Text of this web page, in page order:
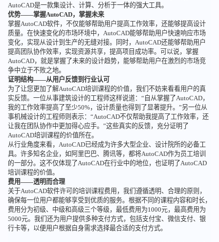
AutoCAD是一款集设计、计算、分析于一体的强大工具。
优势——掌握AutoCAD，掌握未来
掌握AutoCAD软件，不仅能够帮助用户提高工作效率，还能够提高设计
质量。在快速变化的市场环境中，AutoCAD能够帮助用户快速响应市场
变化，实现从设计到生产的无缝对接。同时，AutoCAD还能够帮助用户
提高团队协作效率，实现资源共享，提高项目成功率。可以说，掌握
AutoCAD，就是掌握了未来的设计趋势，能够帮助用户在激烈的市场竞
争中立于不败之地。
证明结构——从用户反馈到行业认可
为了让您更加了解AutoCAD培训课程的价值，我们不妨来看看用户的真
实反馈。一位从事建筑设计的工程师这样说道：“自从掌握了AutoCAD，
我的工作效率提高了至少50%，设计质量也得到了显著提升。”另一位从
事机械设计的工程师则表示：“AutoCAD不仅帮助我提高了工作效率，还
让我在团队协作中更加得心应手。”这些真实的反馈，充分证明了
AutoCAD培训课程的价值所在。
从行业角度来看，AutoCAD已经成为许多大型企业、设计院所的必备工
具。许多知名企业，如阿里巴巴、腾讯等，都将AutoCAD作为员工培训
的一部分。这不仅体现了AutoCAD在行业中的地位，也证明了AutoCAD
培训课程的价值。
费用——透明而合理
关于AutoCAD软件许可的培训课程费用，我们遵循透明、合理的原则，
确保每一位用户都能够享受到优质的服务。根据不同的课程内容和时长，
费用分为初级、中级和高级三个等级，最低费用为1000元，最高费用为
5000元。我们还为用户提供多种支付方式，包括支付宝、微信支付、银
行卡等，以便用户根据自身需求选择最合适的支付方式。